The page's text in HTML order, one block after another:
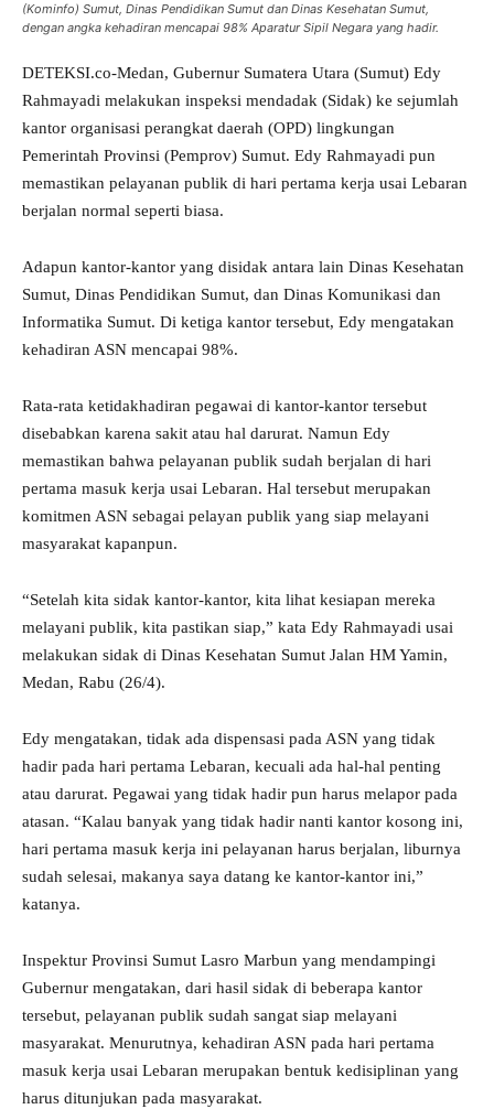
(Kominfo) Sumut, Dinas Pendidikan Sumut dan Dinas Kesehatan Sumut,
dengan angka kehadiran mencapai 98% Aparatur Sipil Negara yang hadir.
DETEKSI.co-Medan, Gubernur Sumatera Utara (Sumut) Edy
Rahmayadi melakukan inspeksi mendadak (Sidak) ke sejumlah
kantor organisasi perangkat daerah (OPD) lingkungan
Pemerintah Provinsi (Pemprov) Sumut. Edy Rahmayadi pun
memastikan pelayanan publik di hari pertama kerja usai Lebaran
berjalan normal seperti biasa.
Adapun kantor-kantor yang disidak antara lain Dinas Kesehatan
Sumut, Dinas Pendidikan Sumut, dan Dinas Komunikasi dan
Informatika Sumut. Di ketiga kantor tersebut, Edy mengatakan
kehadiran ASN mencapai 98%.
Rata-rata ketidakhadiran pegawai di kantor-kantor tersebut
disebabkan karena sakit atau hal darurat. Namun Edy
memastikan bahwa pelayanan publik sudah berjalan di hari
pertama masuk kerja usai Lebaran. Hal tersebut merupakan
komitmen ASN sebagai pelayan publik yang siap melayani
masyarakat kapanpun.
“Setelah kita sidak kantor-kantor, kita lihat kesiapan mereka
melayani publik, kita pastikan siap,” kata Edy Rahmayadi usai
melakukan sidak di Dinas Kesehatan Sumut Jalan HM Yamin,
Medan, Rabu (26/4).
Edy mengatakan, tidak ada dispensasi pada ASN yang tidak
hadir pada hari pertama Lebaran, kecuali ada hal-hal penting
atau darurat. Pegawai yang tidak hadir pun harus melapor pada
atasan. “Kalau banyak yang tidak hadir nanti kantor kosong ini,
hari pertama masuk kerja ini pelayanan harus berjalan, liburnya
sudah selesai, makanya saya datang ke kantor-kantor ini,”
katanya.
Inspektur Provinsi Sumut Lasro Marbun yang mendampingi
Gubernur mengatakan, dari hasil sidak di beberapa kantor
tersebut, pelayanan publik sudah sangat siap melayani
masyarakat. Menurutnya, kehadiran ASN pada hari pertama
masuk kerja usai Lebaran merupakan bentuk kedisiplinan yang
harus ditunjukan pada masyarakat.